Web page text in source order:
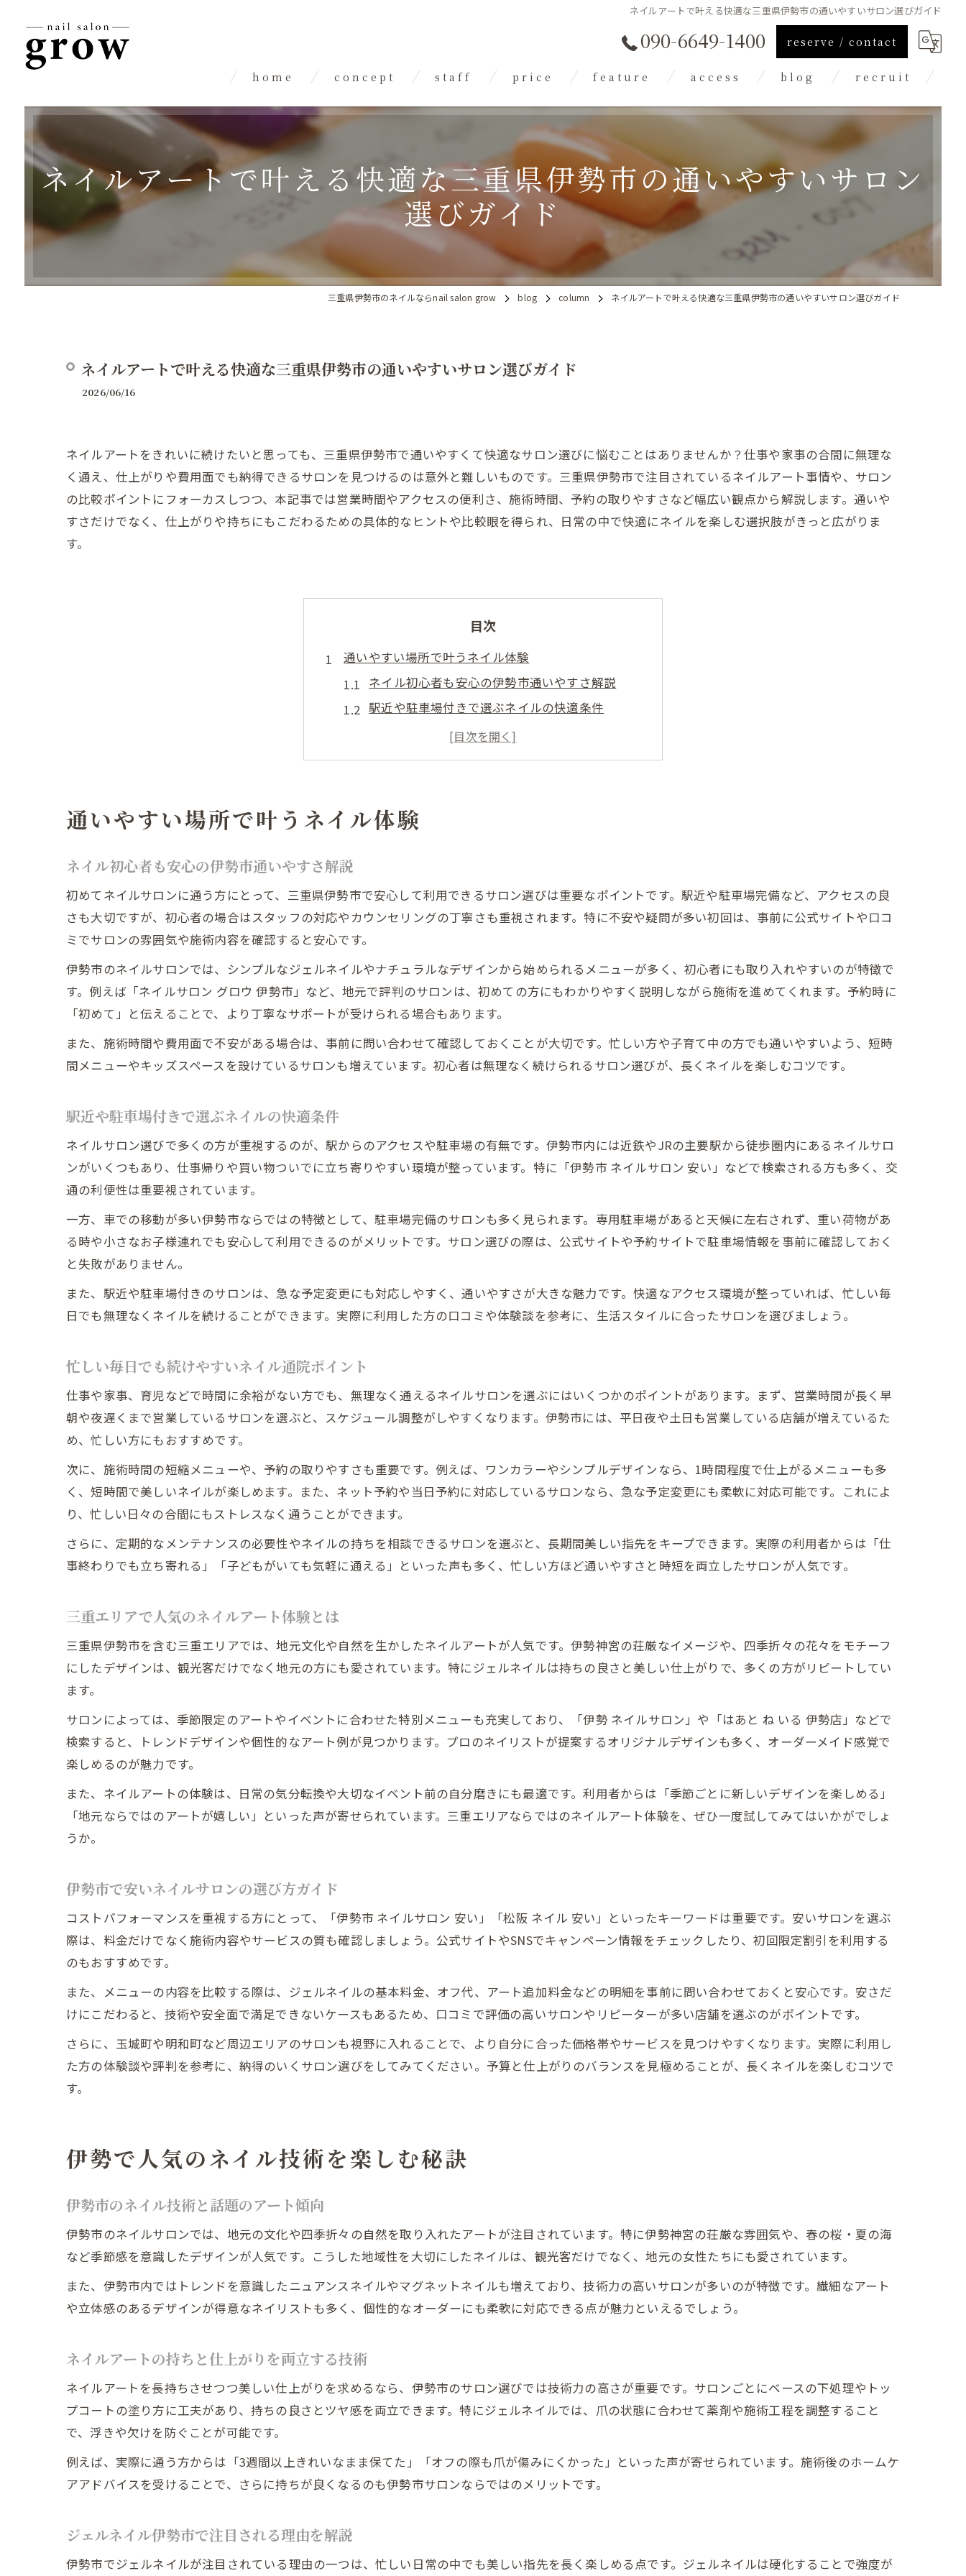
ネイルアートで叶える快適な三重県伊勢市の通いやすいサロン選びガイド
090-6649-1400 reserve / contact
home concept
flow
staff price feature
スカルプ
フット
トレンド
フィルイン
access blog recruit
ネイルアートで叶える快適な三重県伊勢市の通いやすいサロン
選びガイド
三重県伊勢市のネイルならnail salon grow blog column ネイルアートで叶える快適な三重県伊勢市の通いやすいサロン選びガイド
ネイルアートで叶える快適な三重県伊勢市の通いやすいサロン選びガイド
2026/06/16
ネイルアートをきれいに続けたいと思っても、三重県伊勢市で通いやすくて快適なサロン選びに悩むことはありませんか？仕事や家事の合間に無理な
く通え、仕上がりや費用面でも納得できるサロンを見つけるのは意外と難しいものです。三重県伊勢市で注目されているネイルアート事情や、サロン
の比較ポイントにフォーカスしつつ、本記事では営業時間やアクセスの便利さ、施術時間、予約の取りやすさなど幅広い観点から解説します。通いや
すさだけでなく、仕上がりや持ちにもこだわるための具体的なヒントや比較眼を得られ、日常の中で快適にネイルを楽しむ選択肢がきっと広がりま
す。
目次
通いやすい場所で叶うネイル体験
ネイル初心者も安心の伊勢市通いやすさ解説
駅近や駐車場付きで選ぶネイルの快適条件
忙しい毎日でも続けやすいネイル通院ポイント
三重エリアで人気のネイルアート体験とは
伊勢で人気のネイル技術を楽しむ秘訣
伊勢市のネイル技術と話題のアート傾向
ニュアンスやマグネットネイルの選び方ポイント
伊勢市で手軽なジェルネイルを楽しむ方法
ネイルアート初心者向けサロンの見分け方
自爪を傷めないネイル施術のポイント
安いネイルサロンでも満足できる選び方
伊勢市ネイルで重視したいデザイン選び
口コミを活かすネイルサロン選びの秘訣
定額制やコスパで探すネイルサロン比較
伊勢市で予約しやすいネイルサロンの特徴
当日予約も可能なネイルサロンの選び方
個室やプライベート空間があるサロンの強み
日常を彩る伊勢市ネイルアートの魅力
伊勢市ネイルアートの最新トレンド紹介
シンプルから華やかまで叶うデザイン提案
自分らしいネイルで日常を彩る秘訣
ネイルサロンで叶える気分転換のすすめ
通いやすい場所で叶うネイル体験
ネイル初心者も安心の伊勢市通いやすさ解説
初めてネイルサロンに通う方にとって、三重県伊勢市で安心して利用できるサロン選びは重要なポイントです。駅近や駐車場完備など、アクセスの良
さも大切ですが、初心者の場合はスタッフの対応やカウンセリングの丁寧さも重視されます。特に不安や疑問が多い初回は、事前に公式サイトや口コ
ミでサロンの雰囲気や施術内容を確認すると安心です。
伊勢市のネイルサロンでは、シンプルなジェルネイルやナチュラルなデザインから始められるメニューが多く、初心者にも取り入れやすいのが特徴で
す。例えば「ネイルサロン グロウ 伊勢市」など、地元で評判のサロンは、初めての方にもわかりやすく説明しながら施術を進めてくれます。予約時に
「初めて」と伝えることで、より丁寧なサポートが受けられる場合もあります。
また、施術時間や費用面で不安がある場合は、事前に問い合わせて確認しておくことが大切です。忙しい方や子育て中の方でも通いやすいよう、短時
間メニューやキッズスペースを設けているサロンも増えています。初心者は無理なく続けられるサロン選びが、長くネイルを楽しむコツです。
駅近や駐車場付きで選ぶネイルの快適条件
ネイルサロン選びで多くの方が重視するのが、駅からのアクセスや駐車場の有無です。伊勢市内には近鉄やJRの主要駅から徒歩圏内にあるネイルサロ
ンがいくつもあり、仕事帰りや買い物ついでに立ち寄りやすい環境が整っています。特に「伊勢市 ネイルサロン 安い」などで検索される方も多く、交
通の利便性は重要視されています。
一方、車での移動が多い伊勢市ならではの特徴として、駐車場完備のサロンも多く見られます。専用駐車場があると天候に左右されず、重い荷物があ
る時や小さなお子様連れでも安心して利用できるのがメリットです。サロン選びの際は、公式サイトや予約サイトで駐車場情報を事前に確認しておく
と失敗がありません。
また、駅近や駐車場付きのサロンは、急な予定変更にも対応しやすく、通いやすさが大きな魅力です。快適なアクセス環境が整っていれば、忙しい毎
日でも無理なくネイルを続けることができます。実際に利用した方の口コミや体験談を参考に、生活スタイルに合ったサロンを選びましょう。
忙しい毎日でも続けやすいネイル通院ポイント
仕事や家事、育児などで時間に余裕がない方でも、無理なく通えるネイルサロンを選ぶにはいくつかのポイントがあります。まず、営業時間が長く早
朝や夜遅くまで営業しているサロンを選ぶと、スケジュール調整がしやすくなります。伊勢市には、平日夜や土日も営業している店舗が増えているた
め、忙しい方にもおすすめです。
次に、施術時間の短縮メニューや、予約の取りやすさも重要です。例えば、ワンカラーやシンプルデザインなら、1時間程度で仕上がるメニューも多
く、短時間で美しいネイルが楽しめます。また、ネット予約や当日予約に対応しているサロンなら、急な予定変更にも柔軟に対応可能です。これによ
り、忙しい日々の合間にもストレスなく通うことができます。
さらに、定期的なメンテナンスの必要性やネイルの持ちを相談できるサロンを選ぶと、長期間美しい指先をキープできます。実際の利用者からは「仕
事終わりでも立ち寄れる」「子どもがいても気軽に通える」といった声も多く、忙しい方ほど通いやすさと時短を両立したサロンが人気です。
三重エリアで人気のネイルアート体験とは
三重県伊勢市を含む三重エリアでは、地元文化や自然を生かしたネイルアートが人気です。伊勢神宮の荘厳なイメージや、四季折々の花々をモチーフ
にしたデザインは、観光客だけでなく地元の方にも愛されています。特にジェルネイルは持ちの良さと美しい仕上がりで、多くの方がリピートしてい
ます。
サロンによっては、季節限定のアートやイベントに合わせた特別メニューも充実しており、「伊勢 ネイルサロン」や「はあと ね いる 伊勢店」などで
検索すると、トレンドデザインや個性的なアート例が見つかります。プロのネイリストが提案するオリジナルデザインも多く、オーダーメイド感覚で
楽しめるのが魅力です。
また、ネイルアートの体験は、日常の気分転換や大切なイベント前の自分磨きにも最適です。利用者からは「季節ごとに新しいデザインを楽しめる」
「地元ならではのアートが嬉しい」といった声が寄せられています。三重エリアならではのネイルアート体験を、ぜひ一度試してみてはいかがでしょ
うか。
伊勢市で安いネイルサロンの選び方ガイド
コストパフォーマンスを重視する方にとって、「伊勢市 ネイルサロン 安い」「松阪 ネイル 安い」といったキーワードは重要です。安いサロンを選ぶ
際は、料金だけでなく施術内容やサービスの質も確認しましょう。公式サイトやSNSでキャンペーン情報をチェックしたり、初回限定割引を利用する
のもおすすめです。
また、メニューの内容を比較する際は、ジェルネイルの基本料金、オフ代、アート追加料金などの明細を事前に問い合わせておくと安心です。安さだ
けにこだわると、技術や安全面で満足できないケースもあるため、口コミで評価の高いサロンやリピーターが多い店舗を選ぶのがポイントです。
さらに、玉城町や明和町など周辺エリアのサロンも視野に入れることで、より自分に合った価格帯やサービスを見つけやすくなります。実際に利用し
た方の体験談や評判を参考に、納得のいくサロン選びをしてみてください。予算と仕上がりのバランスを見極めることが、長くネイルを楽しむコツで
す。
伊勢で人気のネイル技術を楽しむ秘訣
伊勢市のネイル技術と話題のアート傾向
伊勢市のネイルサロンでは、地元の文化や四季折々の自然を取り入れたアートが注目されています。特に伊勢神宮の荘厳な雰囲気や、春の桜・夏の海
など季節感を意識したデザインが人気です。こうした地域性を大切にしたネイルは、観光客だけでなく、地元の女性たちにも愛されています。
また、伊勢市内ではトレンドを意識したニュアンスネイルやマグネットネイルも増えており、技術力の高いサロンが多いのが特徴です。繊細なアート
や立体感のあるデザインが得意なネイリストも多く、個性的なオーダーにも柔軟に対応できる点が魅力といえるでしょう。
ネイルアートの持ちと仕上がりを両立する技術
ネイルアートを長持ちさせつつ美しい仕上がりを求めるなら、伊勢市のサロン選びでは技術力の高さが重要です。サロンごとにベースの下処理やトッ
プコートの塗り方に工夫があり、持ちの良さとツヤ感を両立できます。特にジェルネイルでは、爪の状態に合わせて薬剤や施術工程を調整すること
で、浮きや欠けを防ぐことが可能です。
例えば、実際に通う方からは「3週間以上きれいなまま保てた」「オフの際も爪が傷みにくかった」といった声が寄せられています。施術後のホームケ
アアドバイスを受けることで、さらに持ちが良くなるのも伊勢市サロンならではのメリットです。
ジェルネイル伊勢市で注目される理由を解説
伊勢市でジェルネイルが注目されている理由の一つは、忙しい日常の中でも美しい指先を長く楽しめる点です。ジェルネイルは硬化することで強度が